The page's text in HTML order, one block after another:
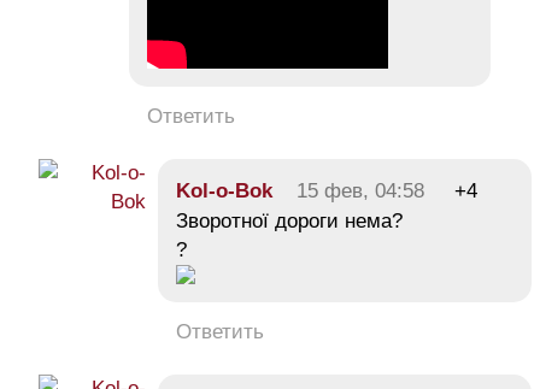
Ответить
Kol-o-Bok 15 фев, 04:58
+4
Зворотної дороги нема?
?
Ответить